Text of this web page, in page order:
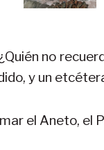
no
y un
el Aneto, el